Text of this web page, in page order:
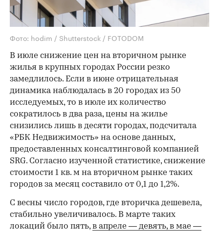
Фото: hodim / Shutterstock / FOTODOM
В июле снижение цен на вторичном рынке
жилья в крупных городах России резко
замедлилось. Если в июне отрицательная
динамика наблюдалась в 20 городах из 50
исследуемых, то в июле их количество
сократилось в два раза, цены на жилье
снизились лишь в десяти городах, подсчитала
«РБК Недвижимость» на основе данных,
предоставленных консалтинговой компанией
SRG. Согласно изученной статистике, снижение
стоимости 1 кв. м на вторичном рынке таких
городов за месяц составило от 0,1 до 1,2%.
С весны число городов, где вторичка дешевела,
стабильно увеличивалось. В марте таких
локаций было пять,в апреле — девять,в мае —